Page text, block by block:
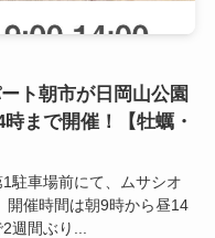
ト朝市が日岡山公園
まで開催！【牡蠣・
駐車場前にて、ムサシオ
開催時間は朝9時から昼14
週間ぶり...